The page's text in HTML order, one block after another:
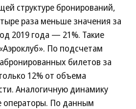
структуре бронирований,
раза меньше значения за
2019 года — 21%. Такие
По подсчетам
билетов за
12% от объема
Аналогичную динамику
операторы. По данным